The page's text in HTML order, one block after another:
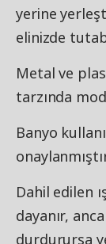
yerine
elinizde
Metal ve
tarzında
Banyo
Dahil edilen
dayanır,
durdurursa